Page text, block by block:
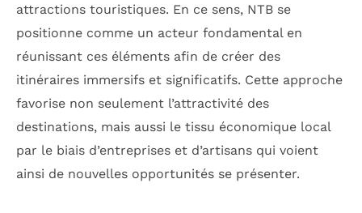
attractions touristiques. En ce sens, NTB se
positionne comme un acteur fondamental en
réunissant ces éléments afin de créer des
itinéraires immersifs et significatifs. Cette approche
favorise non seulement l’attractivité des
destinations, mais aussi le tissu économique local
par le biais d’entreprises et d’artisans qui voient
ainsi de nouvelles opportunités se présenter.